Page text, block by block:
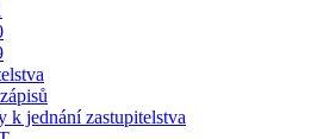
k jednání zastupitelstva